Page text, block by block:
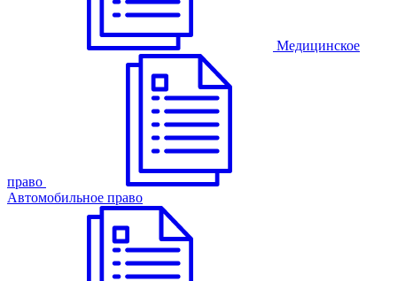
Медицинское
право
Автомобильное право